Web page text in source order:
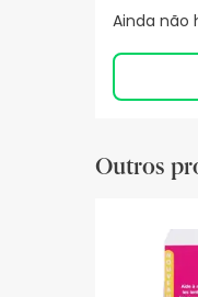
Ainda não
Outros